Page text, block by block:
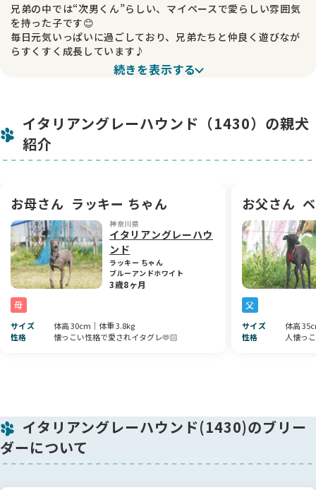
兄弟の中では“次男くん”らしい、マイペースで愛らしい雰囲気
を持った子です😊
毎日元気いっぱいに過ごしており、兄弟たちと仲良く遊びなが
らすくすく成長しています♪
リアングレーハウンドらしい上品さを感じさせてくれます✨
スラッとした体つきと綺麗なシルエットも魅力で、成長がとて
も楽しみな男の子です。
日々たくさんの愛情を受けながら、のびのびと育っています。
🌱 成長が楽しみな男の子 🌱
兄弟たちと一緒に遊びながら、社会性も少しずつ学んでいます
😊
これからどんな表情や性格を見せてくれるのか、とても楽しみ
です♪
イタグレらしい魅力がたっぷり詰まった、可愛い次男くんです
様とのご縁を心よりお待ちしております🍀
気になることがございましたら、どうぞお気軽にお問い合わせ
ください😊
続きを表示する
イタリアングレーハウンド（1430）の親犬
紹介
お母さん ラッキー ちゃん
神奈川県
イタリアングレーハウ
ンド
ラッキー ちゃん
ブルーアンドホワイト
3歳8ヶ月
母
サイズ
体高 30cm｜体重 3.8kg
性格
懐っこい性格で愛されイタグレ🫶🏻
お父さん
父
サイズ
体高
性格
人懐っ
イタリアングレーハウンド(1430)のブリー
ダーについて